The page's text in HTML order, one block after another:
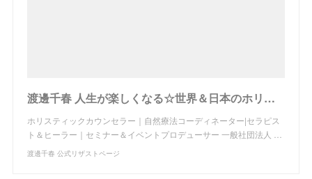
渡邊千春 人生が楽しくなる☆世界＆日本のホリスティックケア最新情報を発信中！
ホリスティックカウンセラー｜自然療法コーディネーター|セラピス
ト＆ヒーラー｜セミナー＆イベントプロデューサー 一般社団法人 …
渡邊千春 公式リザストページ